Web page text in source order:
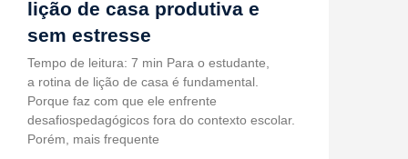
lição de casa produtiva e
sem estresse
Tempo de leitura: 7 min Para o estudante,
a rotina de lição de casa é fundamental.
Porque faz com que ele enfrente
desafiospedagógicos fora do contexto escolar.
Porém, mais frequente